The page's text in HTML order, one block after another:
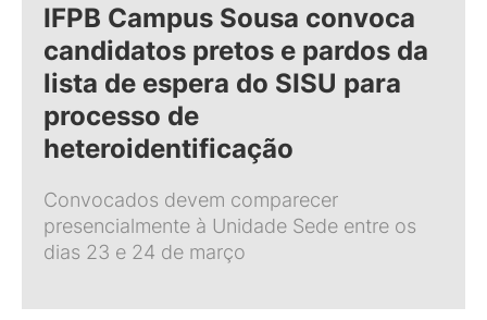
IFPB Campus Sousa convoca
candidatos pretos e pardos da
lista de espera do SISU para
processo de
heteroidentificação
Convocados devem comparecer
presencialmente à Unidade Sede entre os
dias 23 e 24 de março